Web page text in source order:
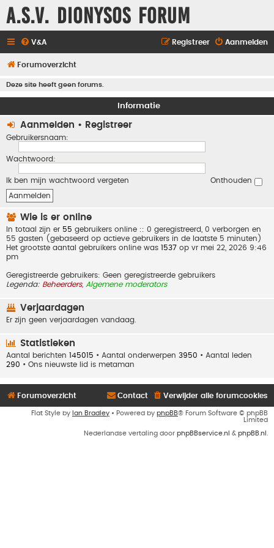
A.S.V. Dionysos Forum
V&A Aanmelden
Registreer
Forumoverzicht
Deze site heeft geen forums.
Informatie
Aanmelden • Registreer
Gebruikersnaam:
Wachtwoord:
Ik ben mijn wachtwoord vergeten Onthouden
Wie is er online
In totaal zijn er 55 gebruikers online :: 0 geregistreerd, 0 verborgen en
55 gasten (gebaseerd op actieve gebruikers in de laatste 5 minuten)
Het grootste aantal gebruikers online was 1537 op vr mei 22, 2026 9:46
pm
Geregistreerde gebruikers: Geen geregistreerde gebruikers
Legenda: Beheerders, Algemene moderators
Verjaardagen
Er zijn geen verjaardagen vandaag.
Statistieken
Aantal berichten 145015 • Aantal onderwerpen 3950 • Aantal leden
290 • Ons nieuwste lid is metaman
Forumoverzicht Verwijder alle forumcookies
Contact
Flat Style by Ian Bradley • Powered by phpBB® Forum Software © phpBB
Limited
Nederlandse vertaling door phpBBservice.nl & phpBB.nl